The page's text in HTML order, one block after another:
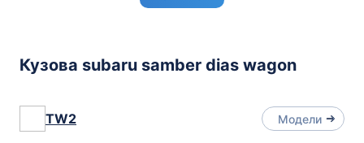
Кузова subaru samber dias wagon
TW2 Модели